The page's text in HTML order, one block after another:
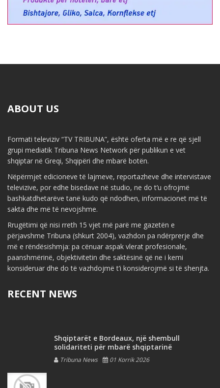
ABOUT US
Formati televiziv “TV TRIBUNA”, është oferta më e re që sjell
grupi mediatik Tribuna News Network për publikun e vet
shqiptar në Greqi, Shqipëri dhe mbarë botën.
Nëpërmjet edicioneve të lajmeve, reportazheve dhe intervistave
televizive, por edhe bisedave në studio, ne do t’u ofrojmë
bashkatdhetarëve tanë kudo që ndodhen, informacionet më të
sakta dhe më të nevojshme.
Rrugëtimi që nisi rreth 15 vjet më parë me gazetën e
përjavshme Tribuna (shkurt 2004), vazhdon pa ndërprerje dhe
më e rëndësishmja: pa cënuar aspak vlerat profesionale,
paanshmërinë, objektivitetin dhe saktësinë që ne i kemi
konsideruar dhe do të vazhdojmë t’i konsiderojmë si të shenjta.
RECENT NEWS
Shqiptarët e Bordeaux, një shembull
solidariteti për mbarë shqiptarinë
Tribuna News 01 Korrik 2026